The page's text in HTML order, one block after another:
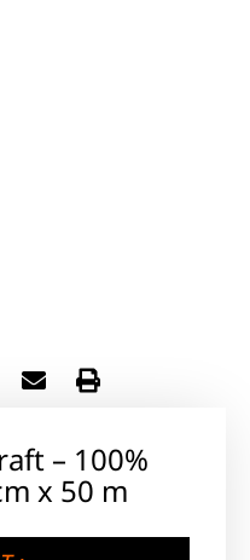
– 100%
x 50 m